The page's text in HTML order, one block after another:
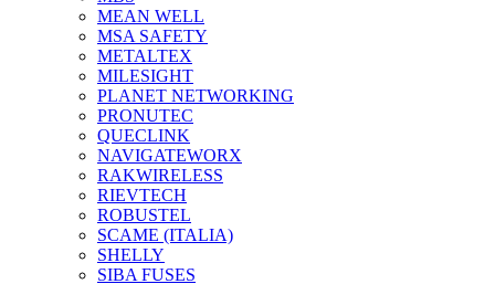
MEAN WELL
MSA SAFETY
METALTEX
MILESIGHT
PLANET NETWORKING
PRONUTEC
QUECLINK
NAVIGATEWORX
RAKWIRELESS
RIEVTECH
ROBUSTEL
SCAME (ITALIA)
SHELLY
SIBA FUSES